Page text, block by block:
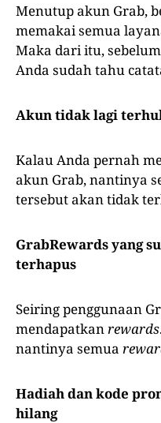
Menutup akun Grab,
memakai semua
Maka dari itu,
Anda sudah tahu
Akun tidak lagi
Kalau Anda pernah
akun Grab, nantinya
tersebut akan tidak
GrabRewards yang
terhapus
Seiring penggunaan
mendapatkanrewards
nantinya semua
Hadiah dan kode
hilang